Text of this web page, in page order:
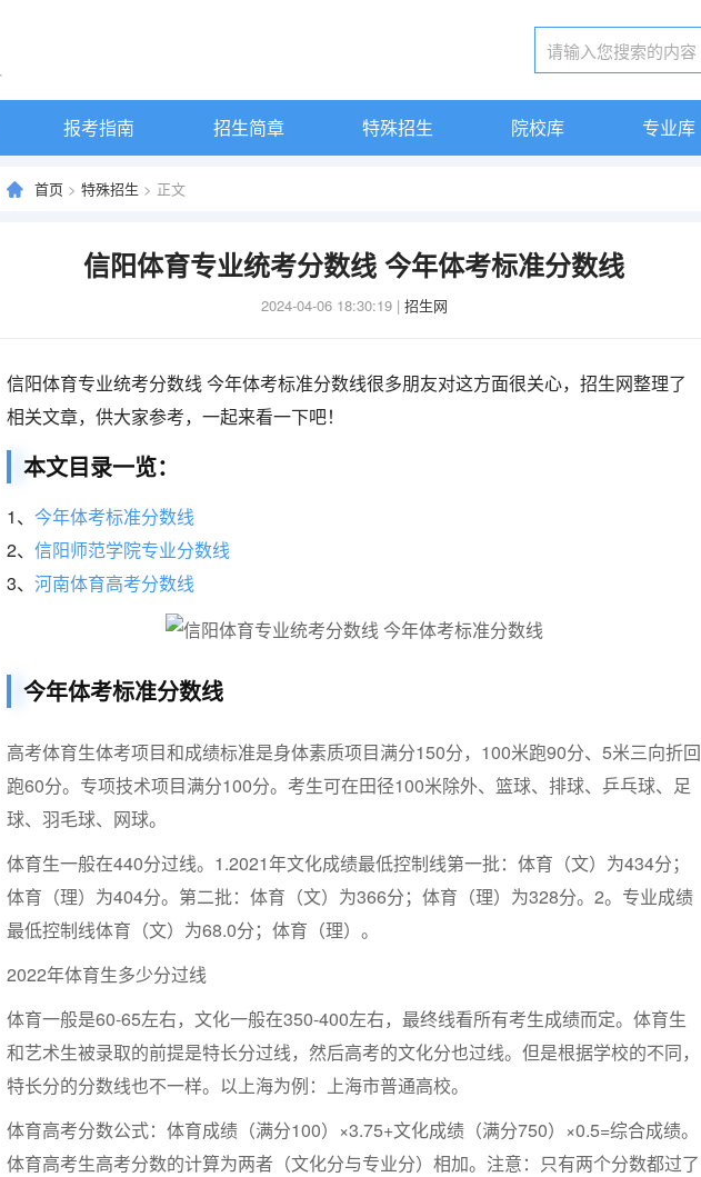
报考指南 招生简章 特殊招生 院校库 专业库
首页 > 特殊招生 > 正文
信阳体育专业统考分数线 今年体考标准分数线
2024-04-06 18:30:19 | 招生网
信阳体育专业统考分数线 今年体考标准分数线很多朋友对这方面很关心，招生网整理了
相关文章，供大家参考，一起来看一下吧！
本文目录一览：
1、 今年体考标准分数线
2、 信阳师范学院专业分数线
3、 河南体育高考分数线
今年体考标准分数线
高考体育生体考项目和成绩标准是身体素质项目满分150分，100米跑90分、5米三向折回
跑60分。专项技术项目满分100分。考生可在田径100米除外、篮球、排球、乒乓球、足
球、羽毛球、网球。
体育生一般在440分过线。1.2021年文化成绩最低控制线第一批：体育（文）为434分；
体育（理）为404分。第二批：体育（文）为366分；体育（理）为328分。2。专业成绩
最低控制线体育（文）为68.0分；体育（理）。
2022年体育生多少分过线
体育一般是60-65左右，文化一般在350-400左右，最终线看所有考生成绩而定。体育生
和艺术生被录取的前提是特长分过线，然后高考的文化分也过线。但是根据学校的不同，
特长分的分数线也不一样。以上海为例：上海市普通高校。
体育高考分数公式：体育成绩（满分100）×3.75+文化成绩（满分750）×0.5=综合成绩。
体育高考生高考分数的计算为两者（文化分与专业分）相加。注意：只有两个分数都过了